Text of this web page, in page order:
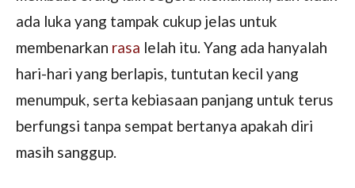
ada luka yang tampak cukup jelas untuk
membenarkan rasa lelah itu. Yang ada hanyalah
hari-hari yang berlapis, tuntutan kecil yang
menumpuk, serta kebiasaan panjang untuk terus
berfungsi tanpa sempat bertanya apakah diri
masih sanggup.